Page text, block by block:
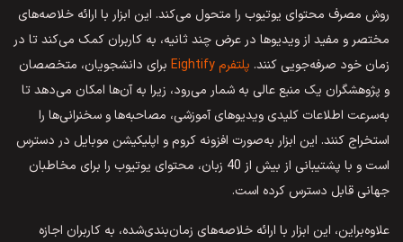
روش مصرف محتوای یوتیوب را متحول می‌کند. این ابزار با ارائه خلاصه‌های
مختصر و مفید از ویدیوها در عرض چند ثانیه، به کاربران کمک می‌کند تا در
زمان خود صرفه‌جویی کنند. پلتفرم Eightify
برای دانشجویان، متخصصان
و پژوهشگران یک منبع عالی به شمار می‌رود، زیرا به آن‌ها امکان می‌دهد تا
به‌سرعت اطلاعات کلیدی ویدیوهای آموزشی، مصاحبه‌ها و سخنرانی‌ها را
استخراج کنند. این ابزار به‌صورت افزونه کروم و اپلیکیشن موبایل در دسترس
است و با پشتیبانی از بیش از 40 زبان، محتوای یوتیوب را برای مخاطبان
جهانی قابل دسترس کرده است.
علاوه‌براین، این ابزار با ارائه خلاصه‌های زمان‌بندی‌شده، به کاربران اجازه